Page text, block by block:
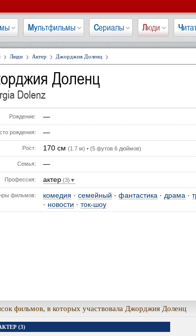
Мультфильмы Сериалы Люди
Люди Актер Джорджия Доленц
Доленц
Dolenz
Рождение: —
рождения: —
Рост: 170 см (1.7 м) • (5 футов 6 дюймов)
Семья: —
Профессия: актер (3)▼
фильмов: комедия · семейный · фантастика · драма ·
· новости · ток-шоу
фильмов, в которых участвовала Джорджия Доленц
(3)